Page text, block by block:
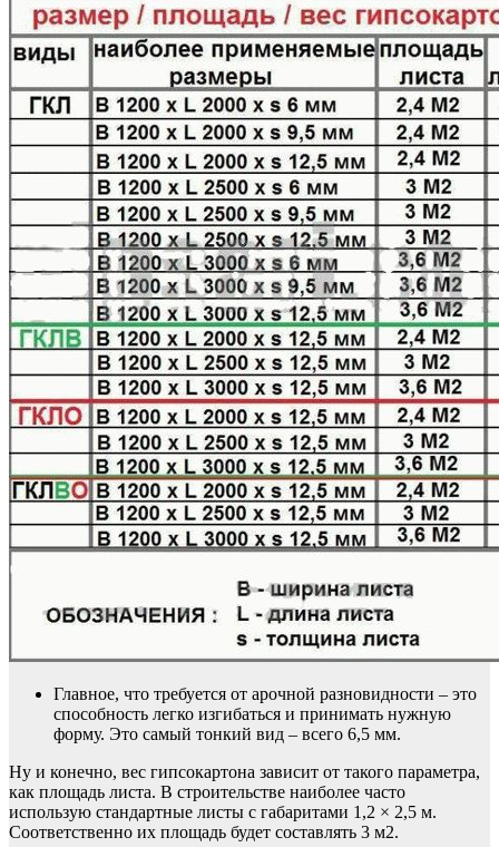
Главное, что требуется от арочной разновидности – это
способность легко изгибаться и принимать нужную
форму. Это самый тонкий вид – всего 6,5 мм.
Ну и конечно, вес гипсокартона зависит от такого параметра,
как площадь листа. В строительстве наиболее часто
использую стандартные листы с габаритами 1,2 × 2,5 м.
Соответственно их площадь будет составлять 3 м2.